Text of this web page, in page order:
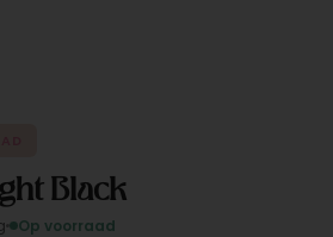
Black
Op voorraad